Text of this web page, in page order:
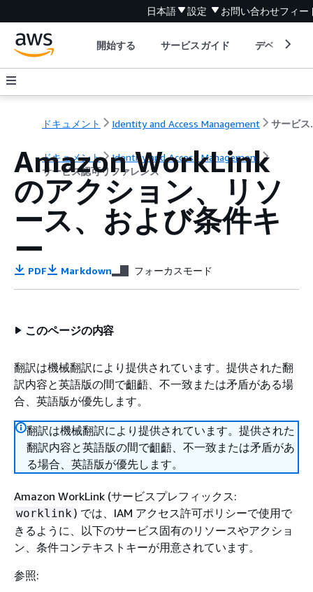
日本語 設定 お問い合わせフィー
開始する サービスガイド デベロッパ
ドキュメント Identity and Access Management サ
ドキュメント
Identity and Access Management
サービス認可リファレンス
Amazon WorkLink
のアクション、リソ
ース、および条件キ
ー
PDF Markdown フォーカスモード
このページの内容
翻訳は機械翻訳により提供されています。提供された翻
訳内容と英語版の間で齟齬、不一致または矛盾がある場
合、英語版が優先します。
翻訳は機械翻訳により提供されています。提供された
翻訳内容と英語版の間で齟齬、不一致または矛盾があ
る場合、英語版が優先します。
Amazon WorkLink (サービスプレフィックス:
worklink) では、IAM アクセス許可ポリシーで使用で
きるように、以下のサービス固有のリソースやアクショ
ン、条件コンテキストキーが用意されています。
参照: